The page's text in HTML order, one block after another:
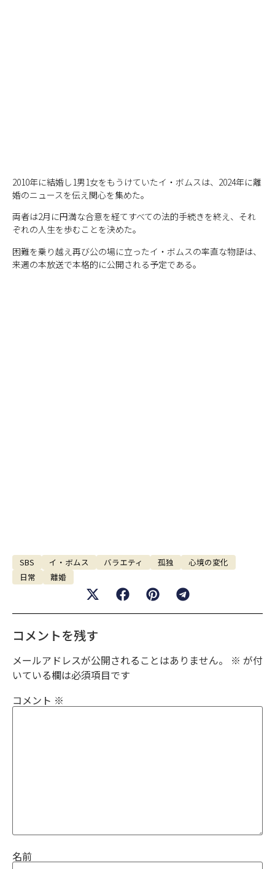
2010年に結婚し1男1女をもうけていたイ・ボムスは、2024年に離
婚のニュースを伝え関心を集めた。
両者は2月に円満な合意を経てすべての法的手続きを終え、それ
ぞれの人生を歩むことを決めた。
困難を乗り越え再び公の場に立ったイ・ボムスの率直な物語は、
来週の本放送で本格的に公開される予定である。
SBS イ・ボムス バラエティ 孤独
心境の変化
日常
離婚
コメントを残す
メールアドレスが公開されることはありません。 ※ が付
いている欄は必須項目です
コメント ※
名前